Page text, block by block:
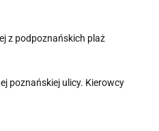
z podpoznańskich plaż
poznańskiej ulicy. Kierowcy